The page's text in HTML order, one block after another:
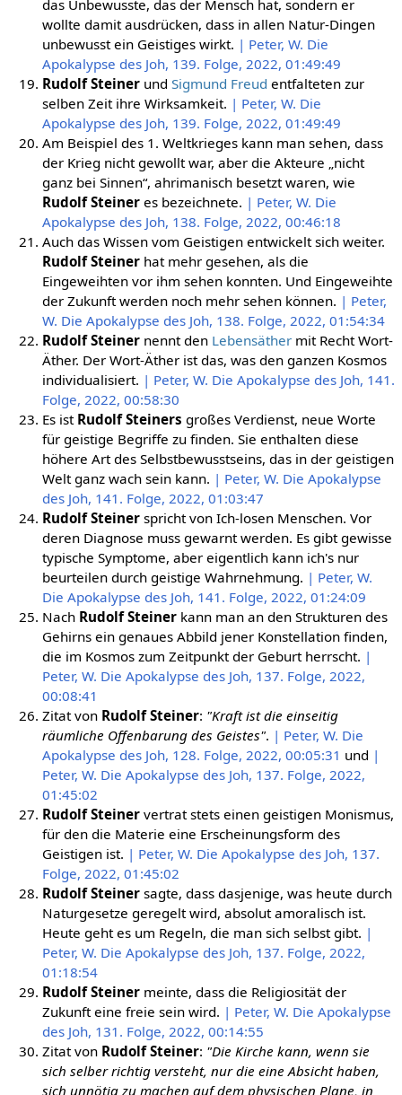
das Unbewusste, das der Mensch hat, sondern er
wollte damit ausdrücken, dass in allen Natur-Dingen
unbewusst ein Geistiges wirkt. | Peter, W. Die
Apokalypse des Joh, 139. Folge, 2022, 01:49:49
Rudolf Steinerund Sigmund Freud entfalteten zur
selben Zeit ihre Wirksamkeit. | Peter, W. Die
Apokalypse des Joh, 139. Folge, 2022, 01:49:49
Am Beispiel des 1. Weltkrieges kann man sehen, dass
der Krieg nicht gewollt war, aber die Akteure „nicht
ganz bei Sinnen“, ahrimanisch besetzt waren, wie
Rudolf Steineres bezeichnete. | Peter, W. Die
Apokalypse des Joh, 138. Folge, 2022, 00:46:18
Auch das Wissen vom Geistigen entwickelt sich weiter.
Rudolf Steinerhat mehr gesehen, als die
Eingeweihten vor ihm sehen konnten. Und Eingeweihte
der Zukunft werden noch mehr sehen können. | Peter,
W. Die Apokalypse des Joh, 138. Folge, 2022, 01:54:34
Rudolf Steinernennt den Lebensäthermit Recht Wort-
Äther. Der Wort-Äther ist das, was den ganzen Kosmos
individualisiert. | Peter, W. Die Apokalypse des Joh, 141.
Folge, 2022, 00:58:30
Es ist Rudolf Steiners großes Verdienst, neue Worte
für geistige Begriffe zu finden. Sie enthalten diese
höhere Art des Selbstbewusstseins, das in der geistigen
Welt ganz wach sein kann. | Peter, W. Die Apokalypse
des Joh, 141. Folge, 2022, 01:03:47
Rudolf Steinerspricht von Ich-losen Menschen. Vor
deren Diagnose muss gewarnt werden. Es gibt gewisse
typische Symptome, aber eigentlich kann ich's nur
beurteilen durch geistige Wahrnehmung. | Peter, W.
Die Apokalypse des Joh, 141. Folge, 2022, 01:24:09
Nach Rudolf Steinerkann man an den Strukturen des
Gehirns ein genaues Abbild jener Konstellation finden,
die im Kosmos zum Zeitpunkt der Geburt herrscht. |
Peter, W. Die Apokalypse des Joh, 137. Folge, 2022,
00:08:41
Zitat von Rudolf Steiner: "Kraft ist die einseitig
räumliche Offenbarung des Geistes". | Peter, W. Die
Apokalypse des Joh, 128. Folge, 2022, 00:05:31 und |
Peter, W. Die Apokalypse des Joh, 137. Folge, 2022,
01:45:02
Rudolf Steinervertrat stets einen geistigen Monismus,
für den die Materie eine Erscheinungsform des
Geistigen ist. | Peter, W. Die Apokalypse des Joh, 137.
Folge, 2022, 01:45:02
Rudolf Steinersagte, dass dasjenige, was heute durch
Naturgesetze geregelt wird, absolut amoralisch ist.
Heute geht es um Regeln, die man sich selbst gibt. |
Peter, W. Die Apokalypse des Joh, 137. Folge, 2022,
01:18:54
Rudolf Steinermeinte, dass die Religiosität der
Zukunft eine freie sein wird. | Peter, W. Die Apokalypse
des Joh, 131. Folge, 2022, 00:14:55
Zitat von Rudolf Steiner: "Die Kirche kann, wenn sie
sich selber richtig versteht, nur die eine Absicht haben,
sich unnötig zu machen auf dem physischen Plane, in